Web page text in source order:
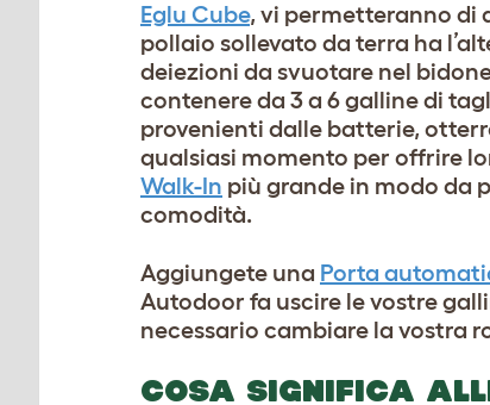
Eglu Cube, vi permetteranno di
pollaio sollevato da terra ha
deiezioni da svuotare nel
contenere da 3 a 6 galline di
provenienti dalle batterie,
qualsiasi momento per offrire
Walk-In più grande in modo da
comodità.
Aggiungete una Porta
Autodoor fa uscire le vostre
necessario cambiare la vostra
COSA SIGNIFICA